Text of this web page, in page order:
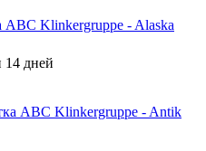
ABC Klinkergruppe - Alaska
14 дней